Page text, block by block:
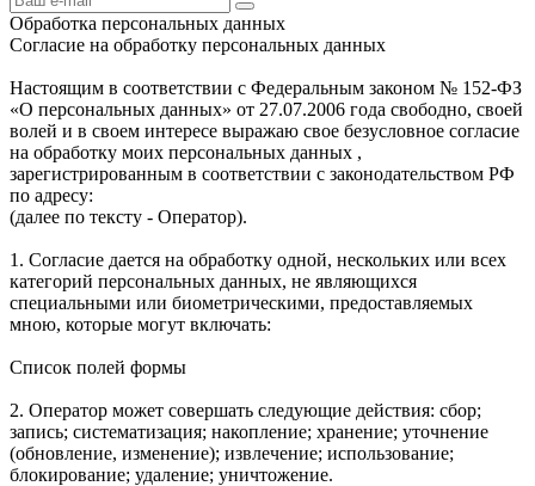
Обработка персональных данных
Согласие на обработку персональных данных
Настоящим в соответствии с Федеральным законом № 152-ФЗ
«О персональных данных» от 27.07.2006 года свободно, своей
волей и в своем интересе выражаю свое безусловное согласие
на обработку моих персональных данных ,
зарегистрированным в соответствии с законодательством РФ
по адресу:
(далее по тексту - Оператор).
1. Согласие дается на обработку одной, нескольких или всех
категорий персональных данных, не являющихся
специальными или биометрическими, предоставляемых
мною, которые могут включать:
Список полей формы
2. Оператор может совершать следующие действия: сбор;
запись; систематизация; накопление; хранение; уточнение
(обновление, изменение); извлечение; использование;
блокирование; удаление; уничтожение.